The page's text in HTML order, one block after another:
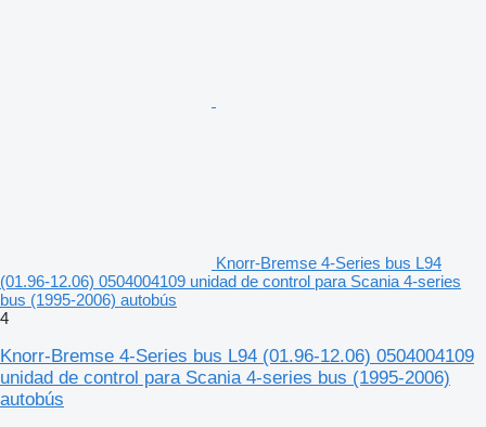
Knorr-Bremse 4-Series bus L94
(01.96-12.06) 0504004109 unidad de control para Scania 4-series
bus (1995-2006) autobús
4
Knorr-Bremse 4-Series bus L94 (01.96-12.06) 0504004109
unidad de control para Scania 4-series bus (1995-2006)
autobús